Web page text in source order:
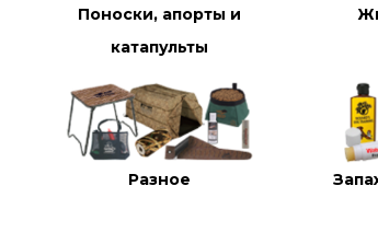
Поноски, апорты и
катапульты
Разное